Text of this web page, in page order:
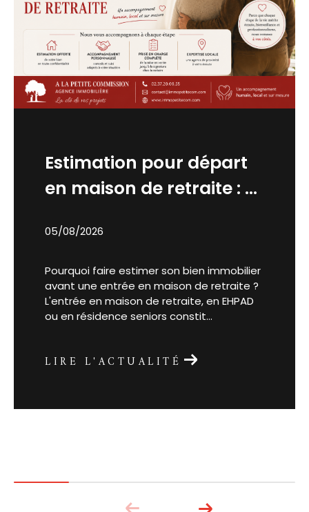
Estimation pour départ
en maison de retraite : ...
05/08/2026
Pourquoi faire estimer son bien immobilier
avant une entrée en maison de retraite ?
L'entrée en maison de retraite, en EHPAD
ou en résidence seniors constit...
LIRE L'ACTUALITÉ